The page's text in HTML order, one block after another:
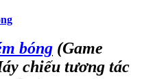
bóng (Game
chiếu tương tác